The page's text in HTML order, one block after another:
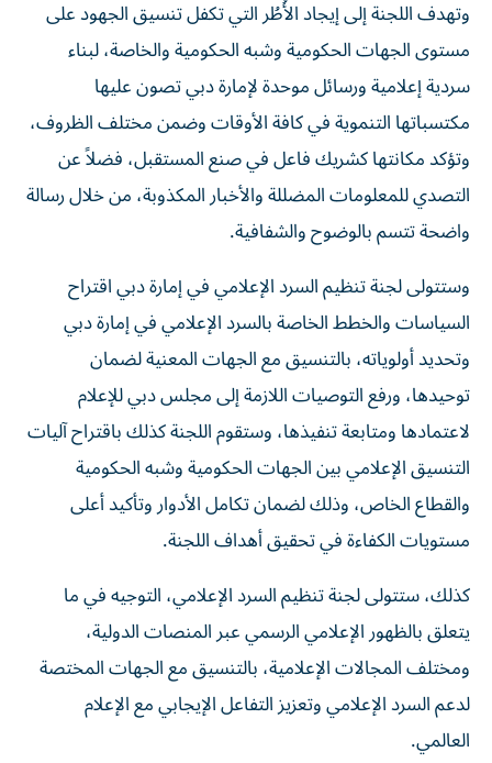
وتهدف اللجنة إلى إيجاد الأُطُر التي تكفل تنسيق الجهود على
مستوى الجهات الحكومية وشبه الحكومية والخاصة، لبناء
سردية إعلامية ورسائل موحدة لإمارة دبي تصون عليها
مكتسباتها التنموية في كافة الأوقات وضمن مختلف الظروف،
وتؤكد مكانتها كشريك فاعل في صنع المستقبل، فضلاً عن
التصدي للمعلومات المضللة والأخبار المكذوبة، من خلال رسالة
واضحة تتسم بالوضوح والشفافية.
وستتولى لجنة تنظيم السرد الإعلامي في إمارة دبي اقتراح
السياسات والخطط الخاصة بالسرد الإعلامي في إمارة دبي
وتحديد أولوياته، بالتنسيق مع الجهات المعنية لضمان
توحيدها، ورفع التوصيات اللازمة إلى مجلس دبي للإعلام
لاعتمادها ومتابعة تنفيذها، وستقوم اللجنة كذلك باقتراح آليات
التنسيق الإعلامي بين الجهات الحكومية وشبه الحكومية
والقطاع الخاص، وذلك لضمان تكامل الأدوار وتأكيد أعلى
مستويات الكفاءة في تحقيق أهداف اللجنة.
كذلك، ستتولى لجنة تنظيم السرد الإعلامي، التوجيه في ما
يتعلق بالظهور الإعلامي الرسمي عبر المنصات الدولية،
ومختلف المجالات الإعلامية، بالتنسيق مع الجهات المختصة
لدعم السرد الإعلامي وتعزيز التفاعل الإيجابي مع الإعلام
العالمي.